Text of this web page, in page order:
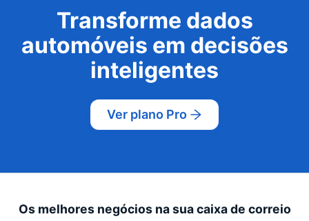
Transforme dados
automóveis em decisões
inteligentes
Ver plano Pro
Os melhores negócios na sua caixa de correio